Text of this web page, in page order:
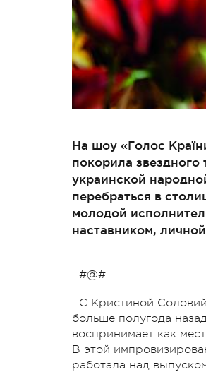
На шоу «Голос
покорила
украинской
перебраться в
молодой
наставником,
#@#
С Кристиной
больше полугода
воспринимает как
В этой
работала над